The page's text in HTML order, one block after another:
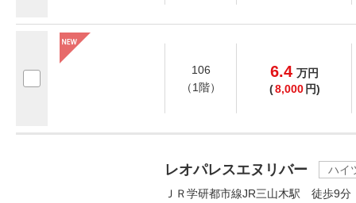
106
（1階）
6.4 万円
(8,000 円)
レオパレスエヌリバー
ハイ
ＪＲ学研都市線JR三山木駅 徒歩9分